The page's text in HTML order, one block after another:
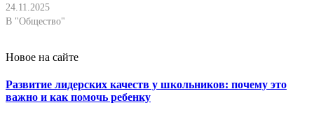
24.11.2025
В "Общество"
Новое на сайте
Развитие лидерских качеств у школьников: почему это
важно и как помочь ребенку